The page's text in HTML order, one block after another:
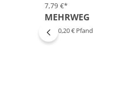
7,79 €*
MEHRWEG
zzgl. 0,20 € Pfand